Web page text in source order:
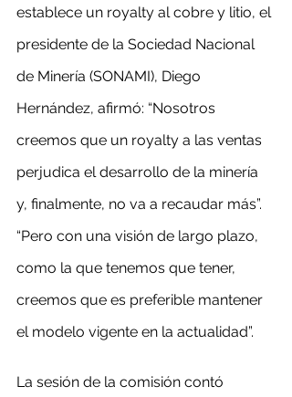
establece un royalty al cobre y litio, el
presidente de la Sociedad Nacional
de Minería (SONAMI), Diego
Hernández, afirmó: “Nosotros
creemos que un royalty a las ventas
perjudica el desarrollo de la minería
y, finalmente, no va a recaudar más”.
“Pero con una visión de largo plazo,
como la que tenemos que tener,
creemos que es preferible mantener
el modelo vigente en la actualidad”.
La sesión de la comisión contó